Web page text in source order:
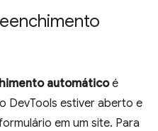
automáticoé
DevTools estiver aberto e
em um site. Para